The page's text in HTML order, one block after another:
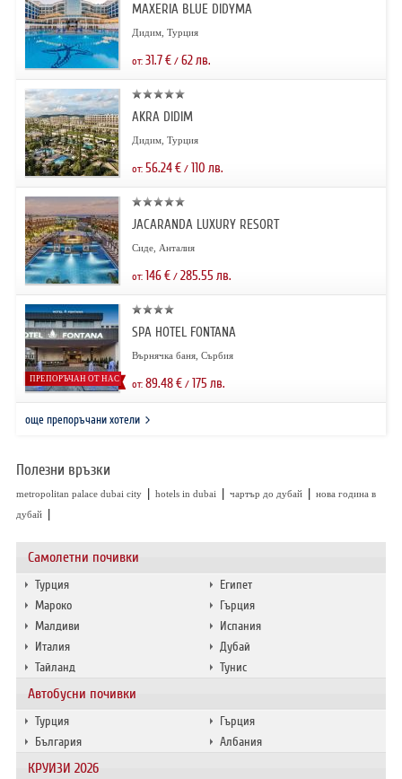
Самолетни почивки
Турция
Египет
Мароко
Гърция
Малдиви
Испания
Италия
Дубай
Тайланд
Тунис
Автобусни почивки
Турция
Гърция
България
Албания
КРУИЗИ 2026
MAXERIA BLUE DIDYMA
Дидим, Турция
от: 31.7€/ 62лв.
AKRA DIDIM
Дидим, Турция
от: 56.24€/ 110 лв.
JACARANDA LUXURY RESORT
Сиде, Анталия
от: 146€/ 285.55 лв.
ПРЕПОРЪЧАН ОТ НАС
SPA HOTEL FONTANA
Върнячка баня, Сърбия
от: 89.48€/ 175 лв.
още препоръчани хотели
Полезни връзки
metropolitan palace dubai city | hotels in dubai | чартър до дубай | нова година в
дубай |